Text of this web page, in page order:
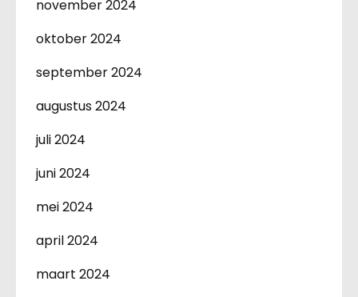
november 2024
oktober 2024
september 2024
augustus 2024
juli 2024
juni 2024
mei 2024
april 2024
maart 2024